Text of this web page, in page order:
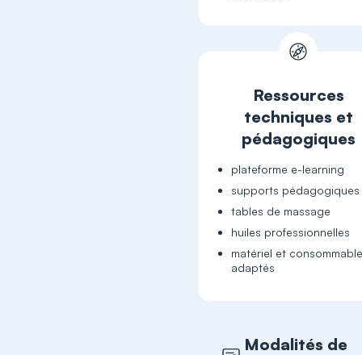
Ressources
techniques et
pédagogiques
plateforme e-learning
supports pédagogiques
tables de massage
huiles professionnelles
matériel et
adaptés
Modalités de